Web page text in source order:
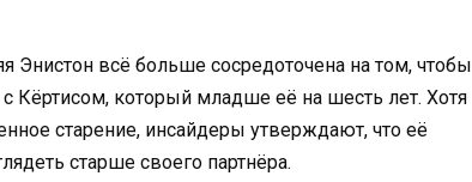
Энистон всё больше сосредоточена на том, чтобы
Кёртисом, который младше её на шесть лет. Хотя
старение, инсайдеры утверждают, что её
старше своего партнёра.